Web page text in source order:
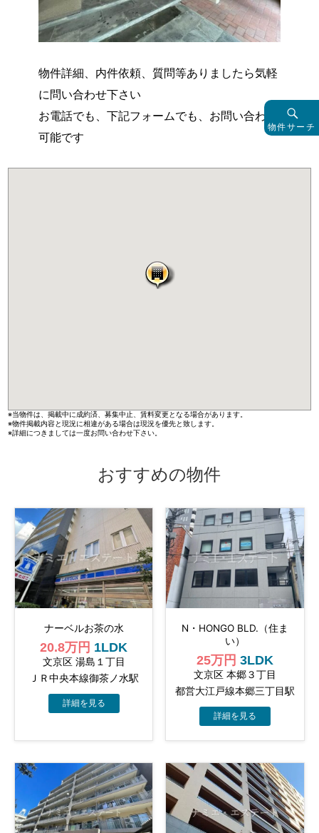
物件詳細、内件依頼、質問等ありましたら気軽
に問い合わせ下さい
お電話でも、下記フォームでも、お問い合わせ
可能です
※当物件は、掲載中に成約済、募集中止、賃料変更となる場合があります。
※物件掲載内容と現況に相違がある場合は現況を優先と致します。
※詳細につきましては一度お問い合わせ下さい。
おすすめの物件
ナーベルお茶の水
20.8万円 1LDK
文京区 湯島１丁目
ＪＲ中央本線御茶ノ水駅
N・HONGO BLD.（住ま
い）
25万円3LDK
文京区 本郷３丁目
都営大江戸線本郷三丁目駅
物件サーチ